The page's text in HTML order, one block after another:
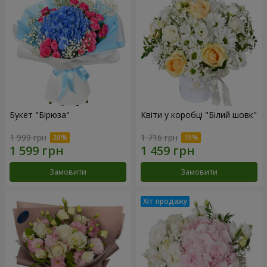
Букет "Бірюза"
1 999 грн
Замовити
Квіти у коробці "Білий шовк"
1 716 грн
Замовити